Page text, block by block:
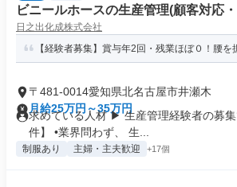
ビニールホースの生産管理(顧客対応
日之出化成株式会社
【経験者募集】賞与年2回・残業ほぼ０！腰
〒481-0014愛知県北名古屋市井瀬木
月給25万円～35万円
求めている人材 ▶ 生産管理経験者の募
件】 •業界問わず、 生...
制服あり 主婦・主夫歓迎 +17個